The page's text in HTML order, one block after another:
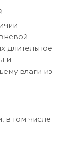
длительное
и
влаги из
в том числе